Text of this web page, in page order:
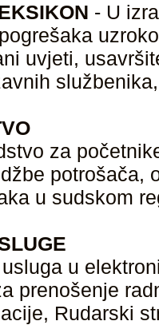
- U
uvjeti,
za
potrošača,
u sudskom
u
prenošenje
Rudarski